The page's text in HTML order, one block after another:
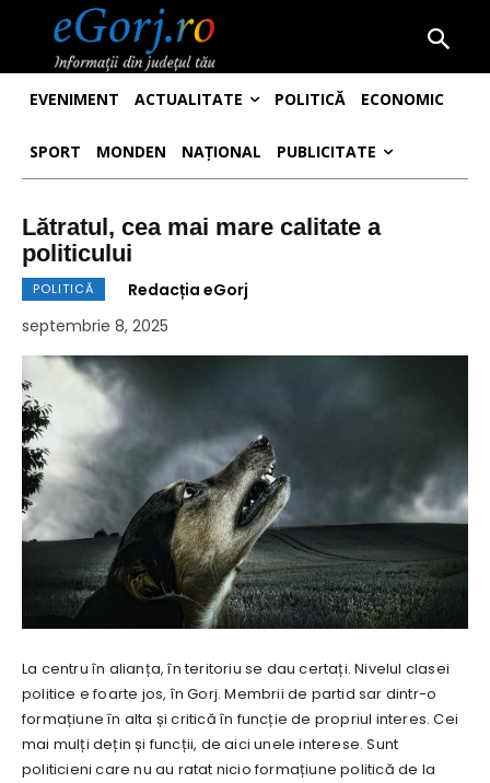
EVENIMENT ACTUALITATE POLITICĂ ECONOMIC
SPORT MONDEN NAȚIONAL PUBLICITATE
Lătratul, cea mai mare calitate a
politicului
POLITICĂ
Redacția eGorj
septembrie 8, 2025
La centru în alianța, în teritoriu se dau certați. Nivelul clasei
politice e foarte jos, în Gorj. Membrii de partid sar dintr-o
formațiune în alta și critică în funcție de propriul interes. Cei
mai mulți dețin și funcții, de aici unele interese. Sunt
politicieni care nu au ratat nicio formațiune politică de la